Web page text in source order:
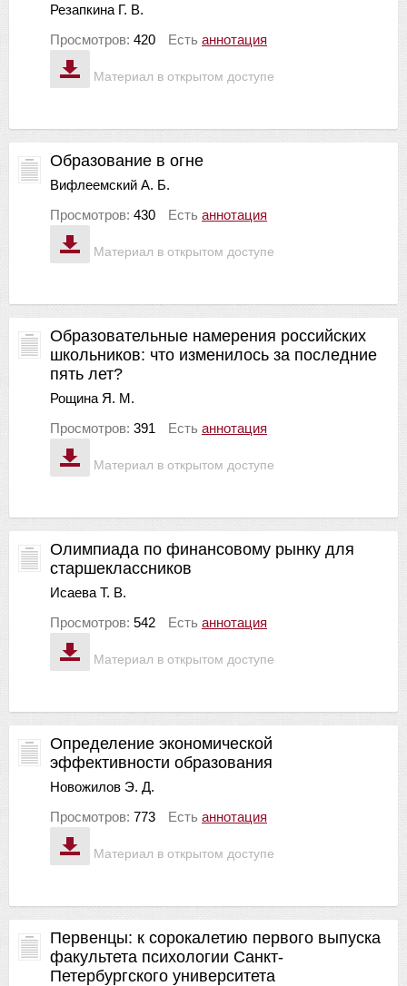
Материал в открытом доступе
Резапкина Г. В.
Просмотров: 420 Есть аннотация
Материал в открытом доступе
Образование в огне
Вифлеемский А. Б.
Просмотров: 430 Есть аннотация
Материал в открытом доступе
Образовательные намерения российских
школьников: что изменилось за последние
пять лет?
Рощина Я. М.
Просмотров: 391 Есть аннотация
Материал в открытом доступе
Олимпиада по финансовому рынку для
старшеклассников
Исаева Т. В.
Просмотров: 542 Есть аннотация
Материал в открытом доступе
Определение экономической
эффективности образования
Новожилов Э. Д.
Просмотров: 773 Есть аннотация
Первенцы: к сорокалетию первого выпуска
факультета психологии Санкт-
Петербургского университета